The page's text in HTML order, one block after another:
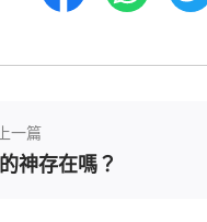
：難道你是來傳講
真愛我的人的，是
上一篇
神存在嗎？